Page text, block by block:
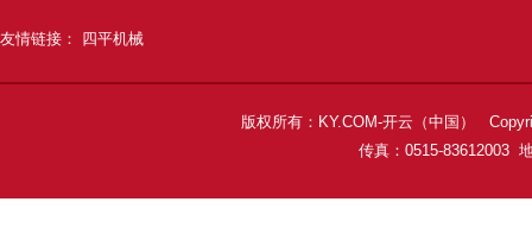
友情链接： 四平机械
版权所有：KY.COM-开云（中国）
传真：0515-83612003